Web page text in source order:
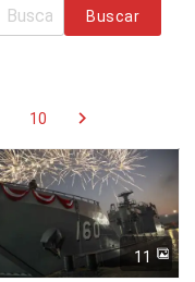
Buscar
10 chevron_right
11